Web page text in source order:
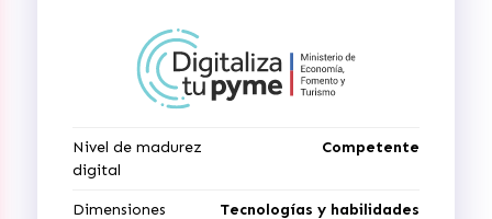
Nivel de madurez
digital
Competente
Dimensiones
Tecnologías y habilidades